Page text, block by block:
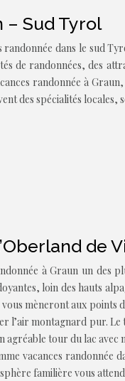
– Sud Tyrol
randonnée dans le sud
de randonnées, des
randonnée à
des spécialités locales,
de
à Graun un des
loin des hauts
mèneront aux
l’air montagnard pur. Le
agréable tour du lac
vacances randonnée
familière vous